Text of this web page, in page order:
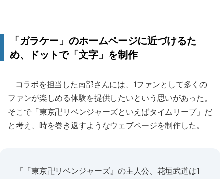
「ガラケー」のホームページに近づけるた
め、ドットで「文字」を制作
コラボを担当した南部さんには、1ファンとして多くの
ファンが楽しめる体験を提供したいという思いがあった。
そこで「東京卍リベンジャーズといえばタイムリープ」だ
と考え、時を巻き返すようなウェブページを制作した。
「『東京卍リベンジャーズ』の主人公、花垣武道は1